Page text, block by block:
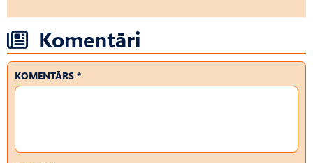
Komentāri
KOMENTĀRS *